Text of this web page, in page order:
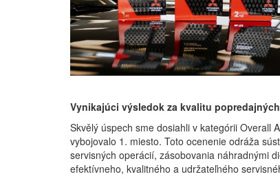
Vynikajúci výsledok za kvalitu
Skvělý úspech sme dosiahli v kategórii Overall
vybojovalo 1. miesto. Toto ocenenie odráža
servisných operácií, zásobovania náhradnými
efektívneho, kvalitného a udržateľného